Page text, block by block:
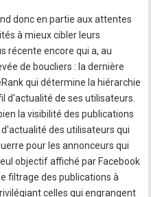
donc en partie aux attentes
à mieux cibler leurs
récente encore qui a, au
de boucliers : la dernière
qui détermine la hiérarchie
d'actualité de ses utilisateurs.
la visibilité des publications
des utilisateurs qui
pour les annonceurs qui
objectif affiché par Facebook
filtrage des publications à
celles qui engrangent